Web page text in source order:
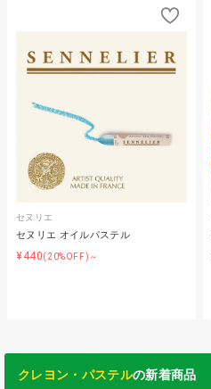
セヌリエ
セヌリエ オイルパステル
¥440(20%OFF)～
クレヨン・パステルの新着商品